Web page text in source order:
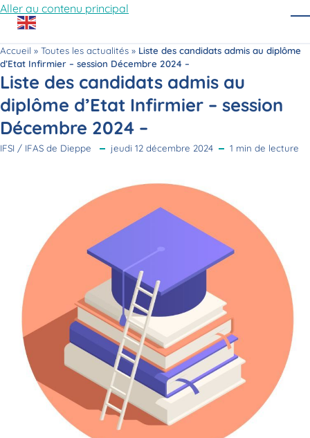
Aller au contenu principal
Accueil » Toutes les actualités » Liste des candidats admis au diplôme
d’Etat Infirmier – session Décembre 2024 –
Liste des candidats admis au
diplôme d’Etat Infirmier – session
Décembre 2024 –
IFSI / IFAS de Dieppe jeudi 12 décembre 2024 1 min de lecture